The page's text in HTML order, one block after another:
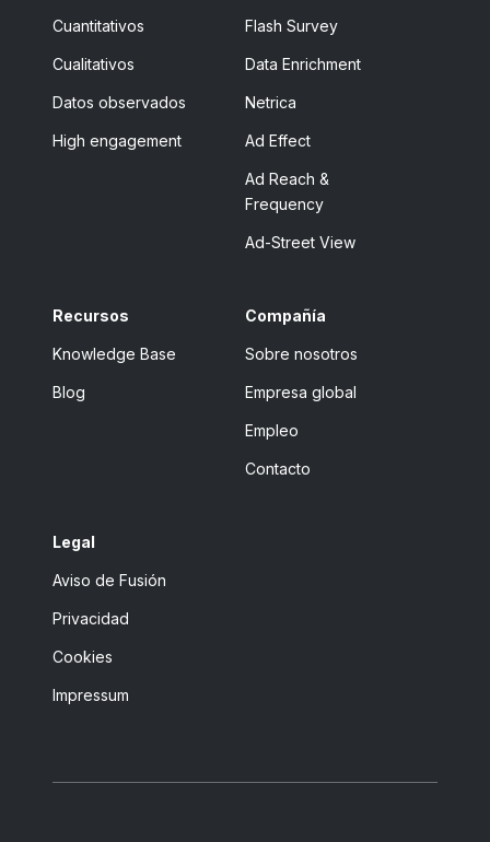
Cuantitativos
Cualitativos
Datos observados
High engagement
Flash Survey
Data Enrichment
Netrica
Ad Effect
Ad Reach &
Frequency
Ad-Street View
Recursos
Knowledge Base
Blog
Compañía
Sobre nosotros
Empresa global
Empleo
Contacto
Legal
Aviso de Fusión
Privacidad
Cookies
Impressum